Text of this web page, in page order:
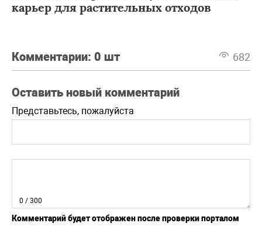
карьер для растительных отходов
Комментарии: 0 шт 682
Оставить новый комментарий
Представьтесь, пожалуйста
0 / 300
Комментарий будет отображен после проверки порталом